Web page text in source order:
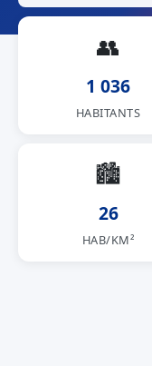
👥
1 036
HABITANTS
🏙
26
HAB/KM²